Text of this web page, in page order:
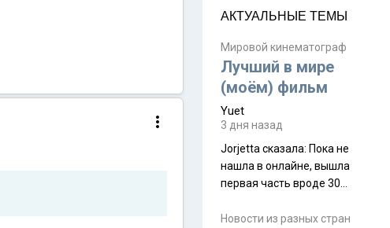
АКТУАЛЬНЫЕ ТЕМЫ
Мировой кинематограф
Лучший в мире
(моём) фильм
Yuet
3 дня назад
Jorjetta сказалa: Пока не
нашла в онлайне, вышла
первая часть вроде 30
Дивали 8 ноября.
Новости из разных стран